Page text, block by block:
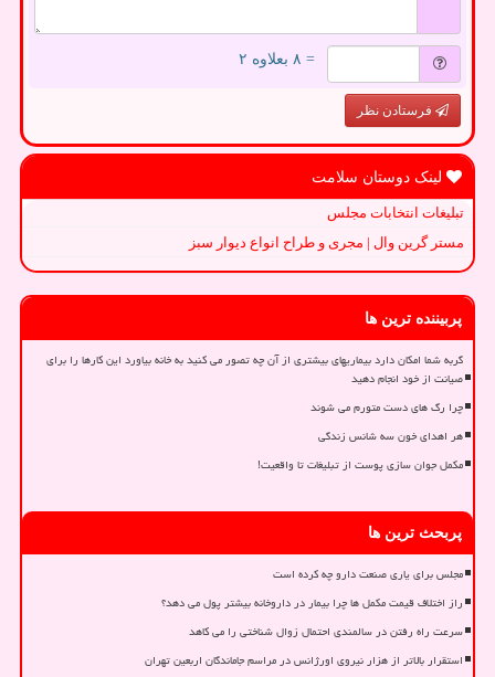
= ۸ بعلاوه ۲
فرستادن نظر
لینک دوستان سلامت
تبلیغات انتخابات مجلس
مستر گرین وال | مجری و طراح انواع دیوار سبز
پربیننده ترین ها
گربه شما امکان دارد بیماریهای بیشتری از آن چه تصور می کنید به خانه بیاورد این کارها را برای
صیانت از خود انجام دهید
چرا رگ های دست متورم می شوند
هر اهدای خون سه شانس زندگی
مکمل جوان سازی پوست از تبلیغات تا واقعیت!
پربحث ترین ها
مجلس برای یاری صنعت دارو چه کرده است
راز اختلاف قیمت مکمل ها چرا بیمار در داروخانه بیشتر پول می دهد؟
سرعت راه رفتن در سالمندی احتمال زوال شناختی را می کاهد
استقرار بالاتر از هزار نیروی اورژانس در مراسم جاماندگان اربعین تهران